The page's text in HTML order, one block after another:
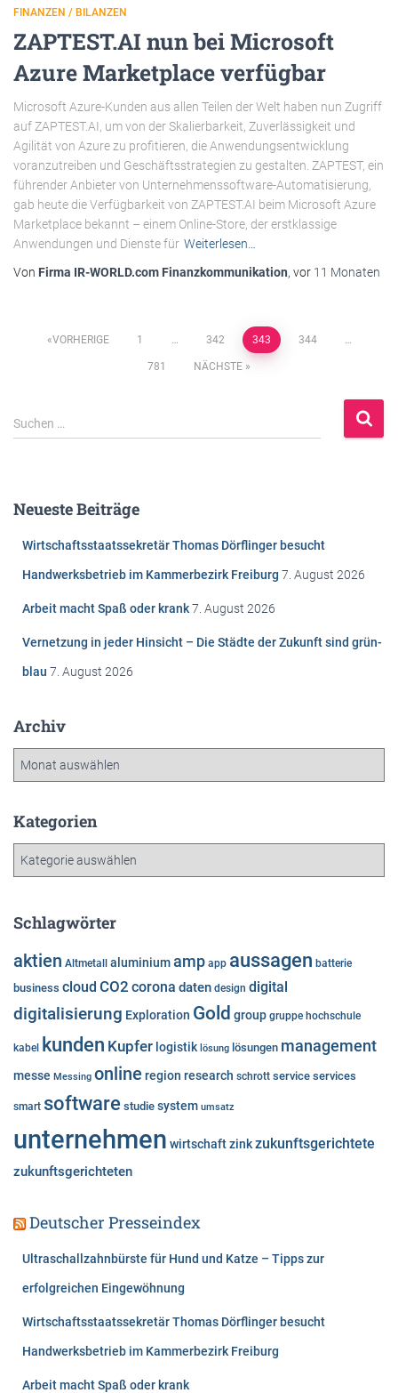
FINANZEN / BILANZEN
ZAPTEST.AI nun bei Microsoft
Azure Marketplace verfügbar
Microsoft Azure-Kunden aus allen Teilen der Welt haben nun Zugriff
auf ZAPTEST.AI, um von der Skalierbarkeit, Zuverlässigkeit und
Agilität von Azure zu profitieren, die Anwendungsentwicklung
voranzutreiben und Geschäftsstrategien zu gestalten. ZAPTEST, ein
führender Anbieter von Unternehmenssoftware-Automatisierung,
gab heute die Verfügbarkeit von ZAPTEST.AI beim Microsoft Azure
Marketplace bekannt – einem Online-Store, der erstklassige
Anwendungen und Dienste für Weiterlesen…
Von Firma IR-WORLD.com Finanzkommunikation, vor 11 Monaten
Beitragsnavigation
VORHERIGE 1 342 343 344
781 NÄCHSTE
S
u
n
Suchen …
Neueste Beiträge
Wirtschaftsstaatssekretär Thomas Dörflinger besucht
Handwerksbetrieb im Kammerbezirk Freiburg 7. August 2026
Arbeit macht Spaß oder krank7. August 2026
Vernetzung in jeder Hinsicht – Die Städte der Zukunft sind grün-
blau 7. August 2026
Archiv
h
Kategorien
g
r
i
e
Schlagwörter
aktien Altmetall aluminiumamp app aussagen batterie
business cloud CO2 corona daten design digital
digitalisierung Exploration Gold group gruppe hochschule
kabel kunden Kupfer logistik lösung lösungen management
messe Messing online region research schrott service services
smart software studie system umsatz
unternehmen wirtschaftzinkzukunftsgerichtete
zukunftsgerichteten
Deutscher Presseindex
Ultraschallzahnbürste für Hund und Katze – Tipps zur
erfolgreichen Eingewöhnung
Wirtschaftsstaatssekretär Thomas Dörflinger besucht
Handwerksbetrieb im Kammerbezirk Freiburg
Arbeit macht Spaß oder krank